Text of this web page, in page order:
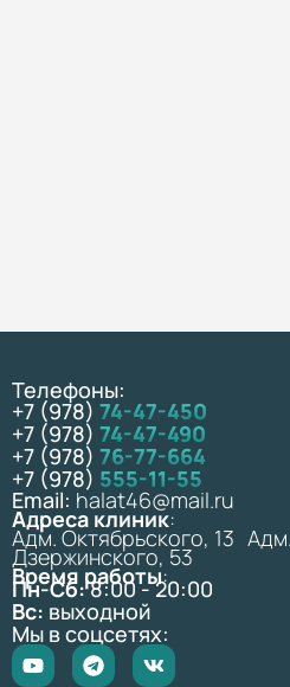
Телефоны:
+7 (978) 74-47-450
+7 (978) 74-47-490
+7 (978) 76-77-664
+7 (978) 555-11-55
Email: halat46@mail.ru
Адреса клиник:
Адм. Октябрьского, 13
Дзержинского, 53
Время работы:
Пн-Сб:8:00 - 20:00
Вс: выходной
Мы в соцсетях: